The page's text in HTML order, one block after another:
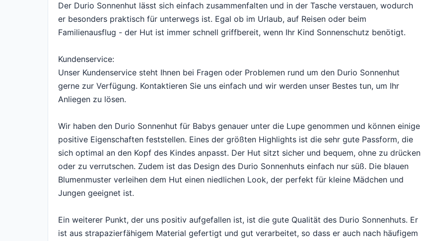
Der Durio Sonnenhut lässt sich einfach zusammenfalten und in der Tasche verstauen, wodurch
er besonders praktisch für unterwegs ist. Egal ob im Urlaub, auf Reisen oder beim
Familienausflug - der Hut ist immer schnell griffbereit, wenn Ihr Kind Sonnenschutz benötigt.
Kundenservice:
Unser Kundenservice steht Ihnen bei Fragen oder Problemen rund um den Durio Sonnenhut
gerne zur Verfügung. Kontaktieren Sie uns einfach und wir werden unser Bestes tun, um Ihr
Anliegen zu lösen.
Wir haben den Durio Sonnenhut für Babys genauer unter die Lupe genommen und können einige
positive Eigenschaften feststellen. Eines der größten Highlights ist die sehr gute Passform, die
sich optimal an den Kopf des Kindes anpasst. Der Hut sitzt sicher und bequem, ohne zu drücken
oder zu verrutschen. Zudem ist das Design des Durio Sonnenhuts einfach nur süß. Die blauen
Blumenmuster verleihen dem Hut einen niedlichen Look, der perfekt für kleine Mädchen und
Jungen geeignet ist.
Ein weiterer Punkt, der uns positiv aufgefallen ist, ist die gute Qualität des Durio Sonnenhuts. Er
ist aus strapazierfähigem Material gefertigt und gut verarbeitet, so dass er auch nach häufigem